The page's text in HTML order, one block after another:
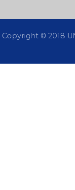
Copyright © 2018